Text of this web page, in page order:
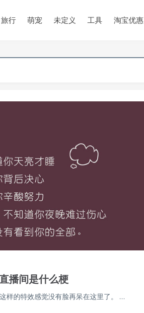
旅行 萌宠 未定义 工具 淘宝优惠
播间是什么梗
样的特效感觉没有脸再呆在这里了。 ...